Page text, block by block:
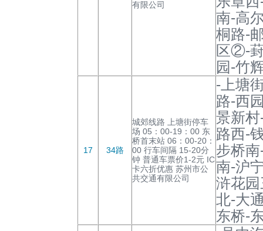
有限公司
南-高
桐路-
区②-
园-竹
17 34路
城郊线路 上塘街停车
场 05：00-19：00 东
桥首末站 06：00-20：
00 行车间隔 15-20分
钟 普通车票价1-2元 IC
卡六折优惠 苏州市公
共交通有限公司
-上塘
路-西
景新
路西-
步桥
南-沪
浒花
北-大
东桥-